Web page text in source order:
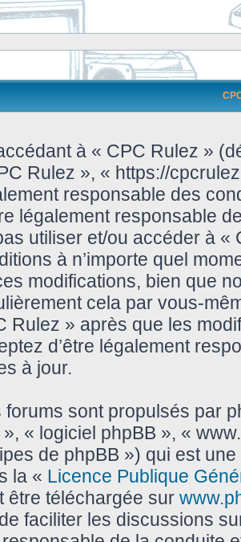
à « CPC Rulez »
Rulez », « https://
responsable des
légalement responsable
utiliser et/ou accéder à
à n’importe quel
modifications, bien que
cela par vous-
Rulez » après que les
d’être légalement
à jour.
forums sont propulsés par
», « logiciel phpBB », «
de phpBB ») qui est
la « Licence Publique
être téléchargée sur
faciliter les discussions